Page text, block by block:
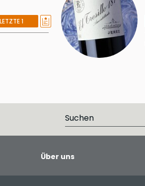
LETZTE 1
Über uns